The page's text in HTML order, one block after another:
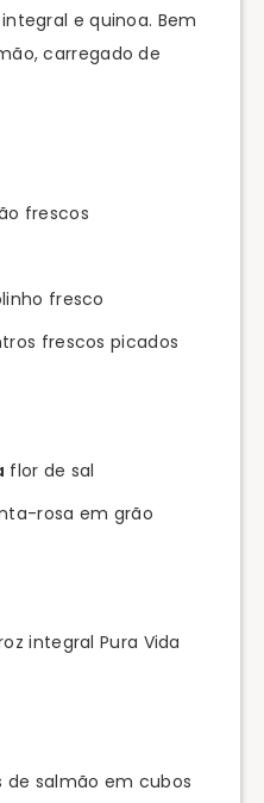
e quinoa. Bem
carregado de
frescos
fresco
frescos picados
flor de sal
rosa em grão
integral Pura Vida
de salmão em cubos